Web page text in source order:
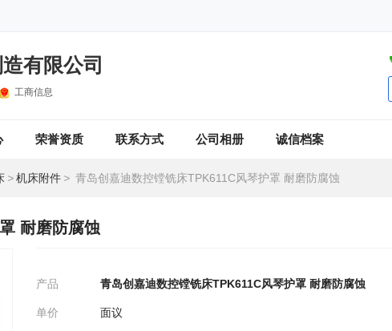
有限公司
工商信息
荣誉资质 联系方式 公司相册 诚信档案
>机床附件 > 青岛创嘉迪数控镗铣床TPK611C风琴护罩 耐磨防腐蚀
耐磨防腐蚀
产品 青岛创嘉迪数控镗铣床TPK611C风琴护罩 耐磨防腐蚀
单价 面议